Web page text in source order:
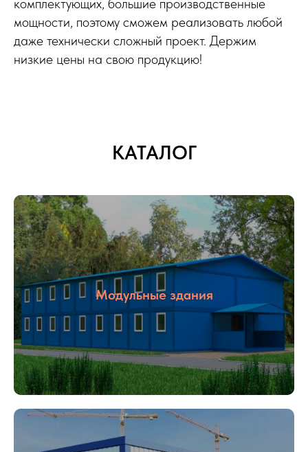
комплектующих, большие производственные
мощности, поэтому сможем реализовать любой
даже технически сложный проект. Держим
низкие цены на свою продукцию!
КАТАЛОГ
Модульные здания